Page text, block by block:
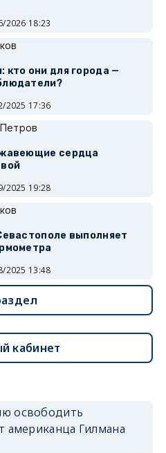
2026 18:23
кто они для города —
2025 17:36
сердца
2025 19:28
выполняет
2025 13:48
кабинет
освободить
американца Гилмана